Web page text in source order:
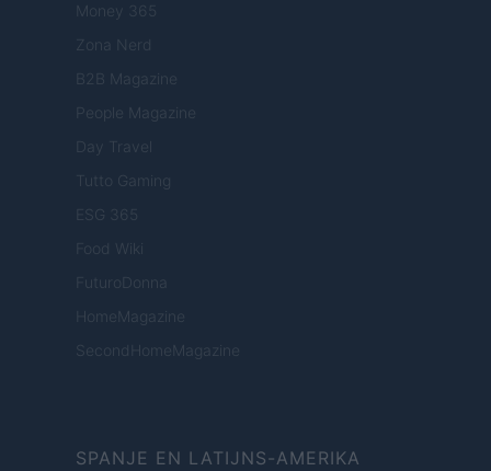
Money 365
Zona Nerd
B2B Magazine
People Magazine
Day Travel
Tutto Gaming
ESG 365
Food Wiki
FuturoDonna
HomeMagazine
SecondHomeMagazine
SPANJE EN LATIJNS-AMERIKA